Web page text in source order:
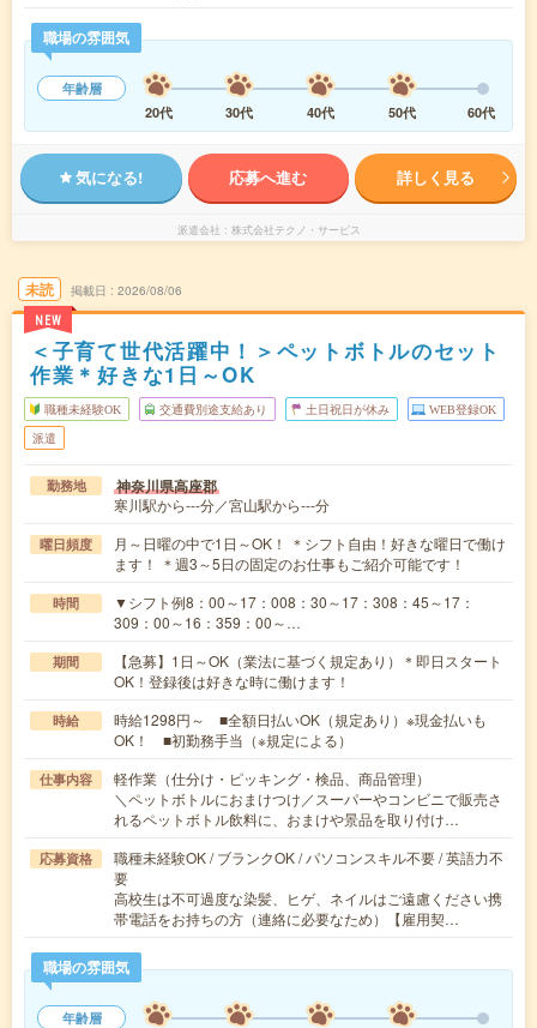
職場の雰囲気
年齢層
20代
30代 40代 50代 60代
気になる! 応募へ進む 詳しく見る
派遣会社 株式会社テクノ・サービス
未読
NEW
掲載日 2026/08/06
＜子育て世代活躍中！＞ペットボトルのセット
作業＊好きな1日～OK
職種未経験OK 交通費別途支給あり 土日祝日が休み WEB登録OK
派遣
勤務地 神奈川県高座郡
寒川駅から---分／宮山駅から---分
曜日頻度
月～日曜の中で1日～OK！ ＊シフト自由！好きな曜日で働け
ます！ ＊週3～5日の固定のお仕事もご紹介可能です！
時間
▼シフト例8：00～17：008：30～17：308：45～17：
309：00～16：359：00～…
期間
【急募】1日～OK（業法に基づく規定あり）＊即日スタート
OK！登録後は好きな時に働けます！
時給
時給1298円～ ■全額日払いOK（規定あり）※現金払いも
OK！ ■初勤務手当（※規定による）
仕事内容
軽作業（仕分け・ピッキング・検品、商品管理）
＼ペットボトルにおまけつけ／スーパーやコンビニで販売さ
れるペットボトル飲料に、おまけや景品を取り付け…
応募資格
職種未経験OK / ブランクOK / パソコンスキル不要 / 英語力不
要
高校生は不可過度な染髪、ヒゲ、ネイルはご遠慮ください携
帯電話をお持ちの方（連絡に必要なため）【雇用契…
職場の雰囲気
年齢層